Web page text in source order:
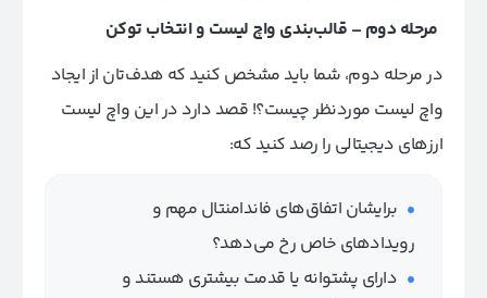
مرحله دوم – قالب‌بندی واچ لیست و انتخاب توکن
در مرحله دوم، شما باید مشخص کنید که هدف‌تان از ایجاد
واچ‌ لیست مورد‌نظر چیست؟! قصد دارد در این واچ لیست
ارزهای دیجیتالی را رصد کنید که:
برایشان اتفاق‌های فاندامنتال مهم و
رویدادهای خاص رخ می‌دهد؟
دارای پشتوانه یا قدمت بیشتری هستند و